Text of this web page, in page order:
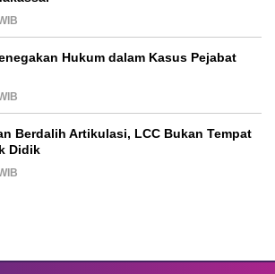
Hukum dalam Kasus Pejabat
Berdalih Artikulasi, LCC Bukan Tempat
Didik